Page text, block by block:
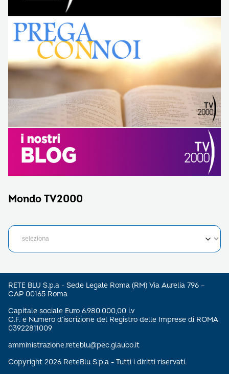
Mondo TV2000
RETE BLU S.p.a - Sede Legale Roma (RM) Via Aurelia 796 –
CAP 00165 Roma
Capitale sociale Euro 6.980.000,00 i.v
C.F. e Numero d’iscrizione del Registro delle Imprese di ROMA
03922811009
amministrazione.reteblu@pec.glauco.it
Copyright 2026 ReteBlu S.p.a - Tutti i diritti riservati.